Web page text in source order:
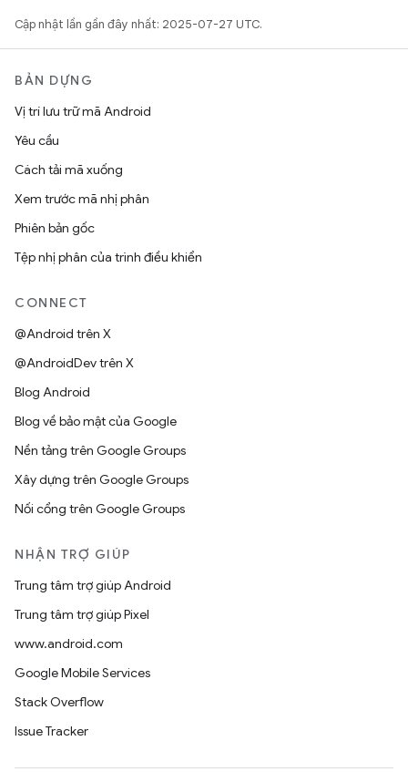
Cập nhật lần gần đây nhất: 2025-07-27 UTC.
BẢN DỰNG
Vị trí lưu trữ mã Android
Yêu cầu
Cách tải mã xuống
Xem trước mã nhị phân
Phiên bản gốc
Tệp nhị phân của trình điều khiển
CONNECT
@Android trên X
@AndroidDev trên X
Blog Android
Blog về bảo mật của Google
Nền tảng trên Google Groups
Xây dựng trên Google Groups
Nối cổng trên Google Groups
NHẬN TRỢ GIÚP
Trung tâm trợ giúp Android
Trung tâm trợ giúp Pixel
www.android.com
Google Mobile Services
Stack Overflow
Issue Tracker